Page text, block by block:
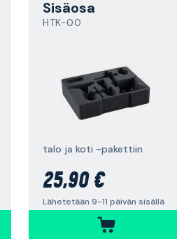
Sisäosa
HTK-00
talo ja koti -pakettiin
25,90 €
Lähetetään 9-11 päivän sisällä